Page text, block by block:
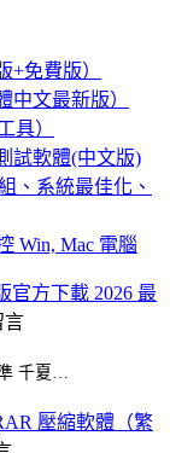
+免費版）
中文最新版）
具）
試軟體(中文版)
、系統最佳化、
Win, Mac 電腦
官方下載 2026 最
言
千夏…
壓縮軟體（繁